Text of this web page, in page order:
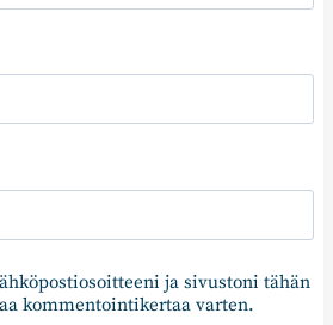
ja sivustoni tähän
kommentointikertaa varten.